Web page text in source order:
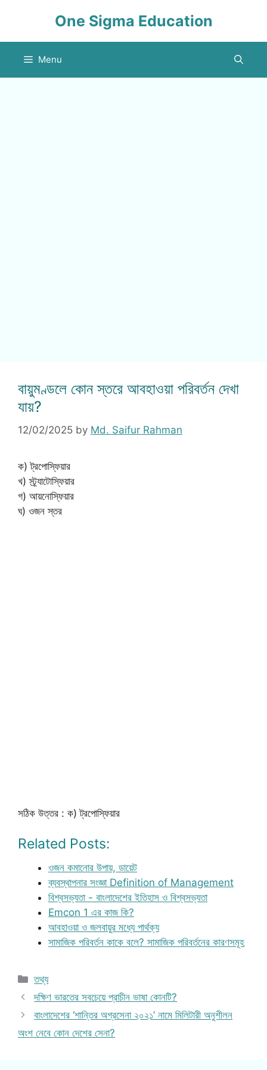
One Sigma Education
Menu
বায়ুমণ্ডলে কোন স্তরে আবহাওয়া পরিবর্তন দেখা
যায়?
12/02/2025 by Md. Saifur Rahman
ক) ট্রপোস্ফিয়ার
খ) স্ট্র্যাটোস্ফিয়ার
গ) আয়নোস্ফিয়ার
ঘ) ওজন স্তর
সঠিক উত্তর : ক) ট্রপোস্ফিয়ার
Related Posts:
ওজন কমানোর উপায়, ডায়েট
ব্যবস্থাপনার সংজ্ঞা Definition of Management
বিশ্বসভ্যতা - বাংলাদেশের ইতিহাস ও বিশ্বসভ্যতা
Emcon 1 এর কাজ কি?
আবহাওয়া ও জলবায়ুর মধ্যে পার্থক্য
সামাজিক পরিবর্তন কাকে বলে? সামাজিক পরিবর্তনের কারণসমূহ
Categories
তথ্য
দক্ষিণ ভারতের সবচেয়ে প্রাচীন ভাষা কোনটি?
বাংলাদেশের ‘শান্তির অগ্রসেনা ২০২১’ নামে মিলিটারী অনুশীলন
অংশ নেবে কোন দেশের সেনা?